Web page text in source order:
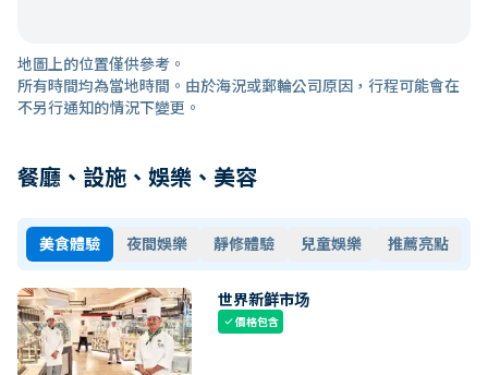
地圖上的位置僅供參考。
所有時間均為當地時間。由於海況或郵輪公司原因，行程可能會在
不另行通知的情況下變更。
餐廳、設施、娛樂、美容
美食體驗 夜間娛樂 靜修體驗 兒童娛樂 推薦亮點
世界新鲜市场
check價格包含